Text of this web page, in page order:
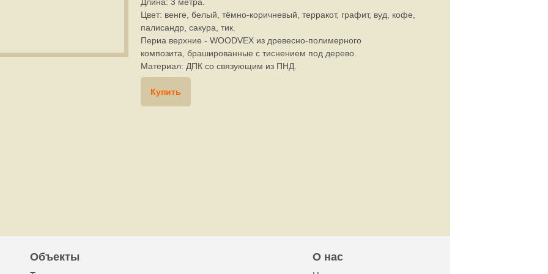
Цвет: венге, белый, тёмно-коричневый, терракот, графит, вуд, кофе,
палисандр, сакура, тик.
Периа верхние - WOODVEX из древесно-полимерного
композита, брашированные с тиснением под дерево.
Материал: ДПК со связующим из ПНД.
Купить
Объекты О нас